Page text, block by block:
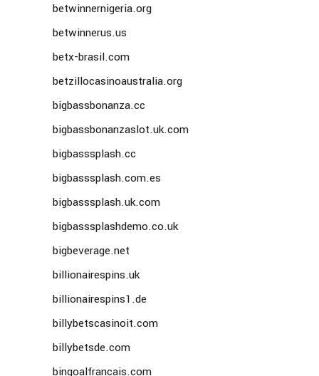
betwinnernigeria.org
betwinnerus.us
betx-brasil.com
betzillocasinoaustralia.org
bigbassbonanza.cc
bigbassbonanzaslot.uk.com
bigbasssplash.cc
bigbasssplash.com.es
bigbasssplash.uk.com
bigbasssplashdemo.co.uk
bigbeverage.net
billionairespins.uk
billionairespins1.de
billybetscasinoit.com
billybetsde.com
bingoalfrancais.com